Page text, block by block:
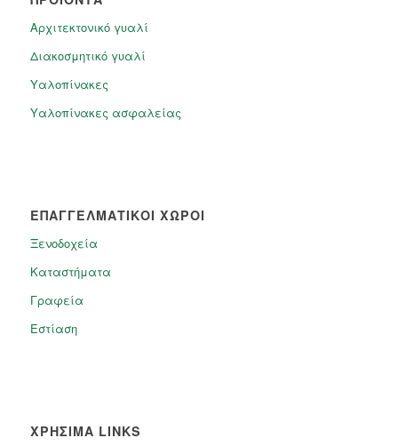
Αρχιτεκτονικό γυαλί
Διακοσμητικό γυαλί
Υαλοπίνακες
Υαλοπίνακες ασφαλείας​
ΕΠΑΓΓΕΛΜΑΤΙΚΟΙ ΧΩΡΟΙ
Ξενοδοχεία
Καταστήματα
Γραφεία
Εστίαση
ΧΡΗΣΙΜΑ LINKS